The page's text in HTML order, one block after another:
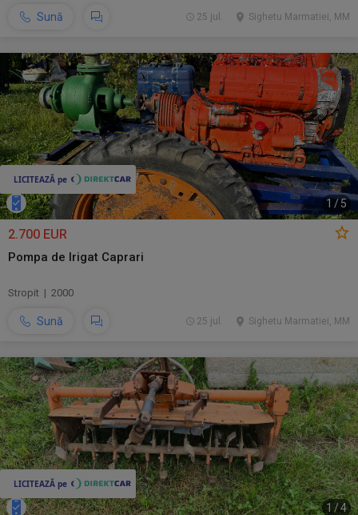
Sună Sighetu Marmatiei, MM
25 jul.
1 /5
2.700 EUR
Pompa de Irigat Caprari
Stropit | 2000
Sună Sighetu Marmatiei, MM
25 jul.
1 /4